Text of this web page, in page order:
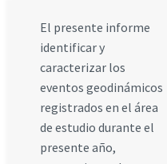
El presente informe
identificar y
caracterizar los
eventos geodinámicos
registrados en el área
de estudio durante el
presente año,